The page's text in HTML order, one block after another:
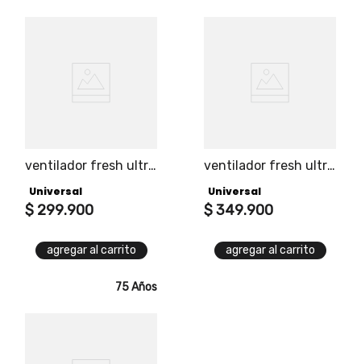
ventilador fresh ultra
pared 18"
Universal
$ 299.900
agregar al carrito
ventilador fresh ultra
pared 18" + control
remoto
Universal
$349.900
agregar al carrito
75 Años